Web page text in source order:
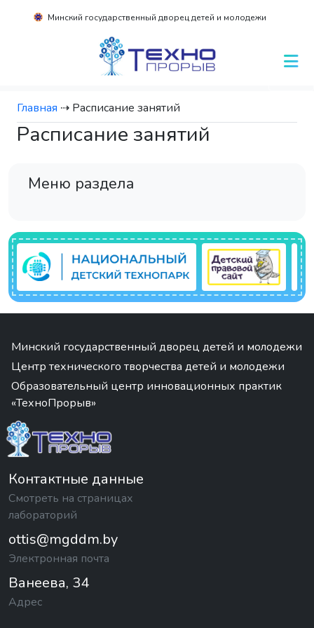
Минский государственный дворец детей и молодежи
Главная ⇢ Расписание занятий
Расписание занятий
Меню раздела
Минский государственный дворец детей и молодежи
Центр технического творчества детей и молодежи
Образовательный центр инновационных практик
«ТехноПрорыв»
Контактные данные
Смотреть на страницах
лабораторий
ottis@mgddm.by
Электронная почта
Ванеева, 34
Адрес